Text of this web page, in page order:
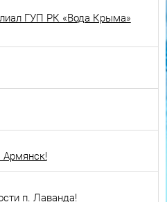
ГУП РК «Вода Крыма»
п. Лаванда!